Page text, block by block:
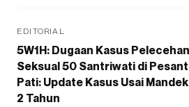
EDITORIAL
5W1H: Dugaan Kasus Pelecehan
Seksual 50 Santriwati di
Pati: Update Kasus Usai
2 Tahun